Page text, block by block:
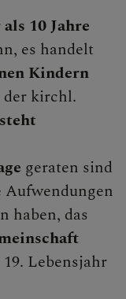
10 Jahre
es handelt
Kindern
der kirchl.
geraten sind
haben, das
Lebensjahr